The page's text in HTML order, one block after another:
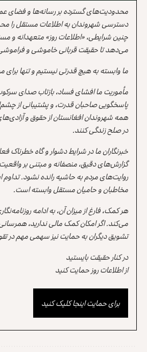
محدودیت‌های گسترده بر رسانه‌ها و فضای
دسترسی شهروندان به اطلاعات مستقل را
چنین شرایطی، «اطلاعات روز» متعهدانه و
می‌دهد تا حقیقت قربانی خاموشی و
ما وابسته به هیچ قدرتی نیستیم و تنها
مأموریت ما افشای فساد، بازتاب صدای
پاسخگویی صاحبان قدرت، و پشتیبانی از
همه شهروندان افغانستان از حقوق و آزادی‌های
در صلح زندگی کنند.
خبرنگاران ما در شرایط دشوار و گاه خطرناک
گزارش‌های دقیق، منصفانه و مبتنی بر
روایت‌های مردم به حاشیه رانده نشود. تداوم
مخاطبان و حامیان مستقل وابسته است.
هر کمک، فارغ از میزان آن، به ادامه
می‌کند. اگر امکان کمک مالی ندارید،
تشویق دیگران به حمایت نیز سهمی مهم در
در کنار حقیقت بایستید
از اطلاعات روز حمایت کنید
برای حمایت اینجا کلیک کنید